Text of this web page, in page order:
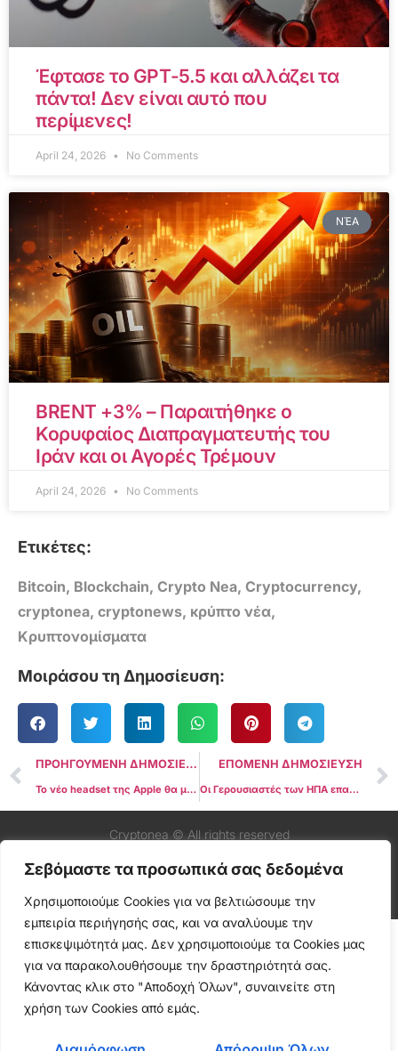
Σεβόμαστε τα προσωπικά σας δεδομένα
Χρησιμοποιούμε Cookies για να βελτιώσουμε την
εμπειρία περιήγησής σας, και να αναλύουμε την
επισκεψιμότητά μας. Δεν χρησιμοποιούμε τα Cookies μας
για να παρακολουθήσουμε την δραστηριότητά σας.
Κάνοντας κλικ στο "Αποδοχή Όλων", συναινείτε στη
χρήση των Cookies από εμάς.
Έφτασε το GPT-5.5 και αλλάζει τα
πάντα! Δεν είναι αυτό που
περίμενες!
April 24, 2026 No Comments
ΝΈΑ
BRENT +3% – Παραιτήθηκε ο
Κορυφαίος Διαπραγματευτής του
Ιράν και οι Αγορές Τρέμουν
April 24, 2026 No Comments
Ετικέτες:
Bitcoin, Blockchain, Crypto Nea, Cryptocurrency,
cryptonea, cryptonews, κρύπτο νέα,
Κρυπτονομίσματα
Μοιράσου τη Δημοσίευση:
ΠΡΟΗΓΟΥΜΕΝΗ ΔΗΜΟΣΙΕΥΣΗ
Το νέο headset της Apple θα μπορούσε να βάλει έναν πύραυλο κάτω από τα metaverse tokens
ΕΠΟΜΕΝΗ ΔΗΜΟΣΙΕΥΣΗ
Οι Γερουσιαστές των ΗΠΑ επαναφέρουν τον Νόμο “Accountability for Cryptocurrency in El Salvador (ACES)”
Cryptonea © All rights reserved